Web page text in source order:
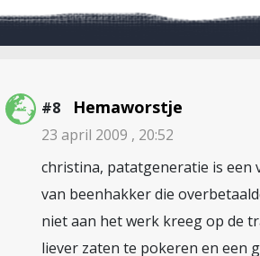
#8 Hemaworstje
23 april 2009 , 20:52
christina, patatgeneratie is een
van beenhakker die
niet aan het werk kreeg op de
liever zaten te pokeren en een